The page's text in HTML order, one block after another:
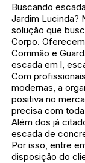
Buscando
Jardim Lucinda?
solução que
Corpo.
Corrimão e
escada em l,
Com
modernas, a
positiva no
precisa com
Além dos já
escada de
Por isso, entre
disposição do